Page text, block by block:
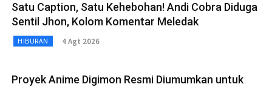
Satu Caption, Satu Kehebohan! Andi Cobra Diduga
Sentil Jhon, Kolom Komentar Meledak
HIBURAN 4 Agt 2026
Proyek Anime Digimon Resmi Diumumkan untuk